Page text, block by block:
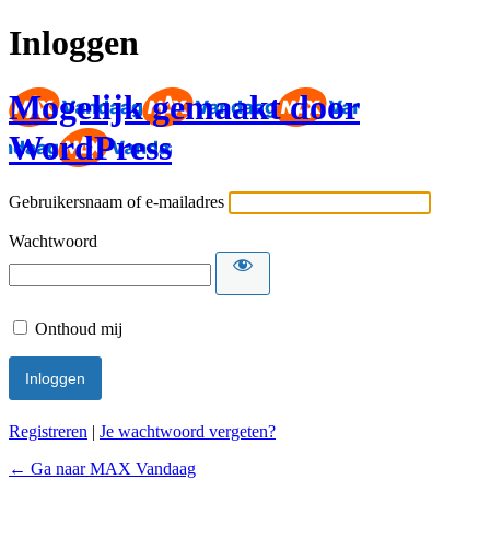
Inloggen
Mogelijk gemaakt door
WordPress
Gebruikersnaam of e-mailadres
Wachtwoord
Onthoud mij
Registreren | Je wachtwoord vergeten?
← Ga naar MAX Vandaag